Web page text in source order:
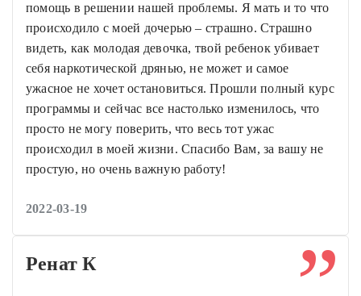
помощь в решении нашей проблемы. Я мать и то что
происходило с моей дочерью – страшно. Страшно
видеть, как молодая девочка, твой ребенок убивает
себя наркотической дрянью, не может и самое
ужасное не хочет остановиться. Прошли полный курс
программы и сейчас все настолько изменилось, что
просто не могу поверить, что весь тот ужас
происходил в моей жизни. Спасибо Вам, за вашу не
простую, но очень важную работу!
2022-03-19
Ренат К